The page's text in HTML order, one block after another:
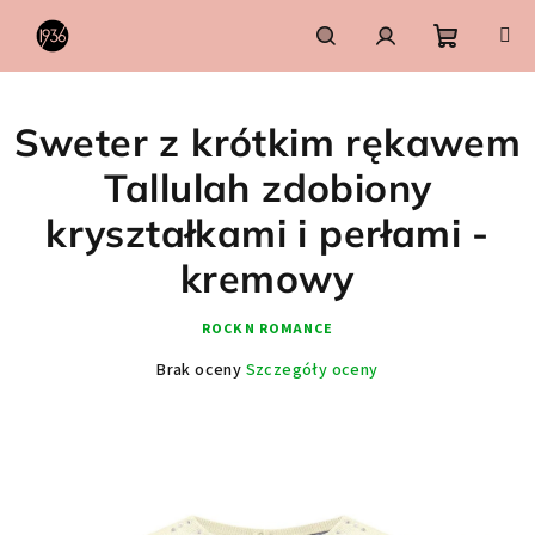
SzukajZaloguj
się
Koszyk
Sweter z krótkim rękawem
Tallulah zdobiony
kryształkami i perłami -
kremowy
ROCK N ROMANCE
Średnia
Brak oceny Szczegóły oceny